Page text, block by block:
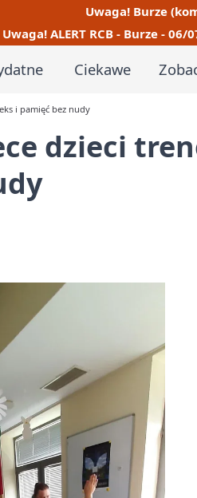
Uwaga! Burze
Uwaga! ALERT RCB - Burze -
Ciekawe
i pamięć bez nudy
dzieci